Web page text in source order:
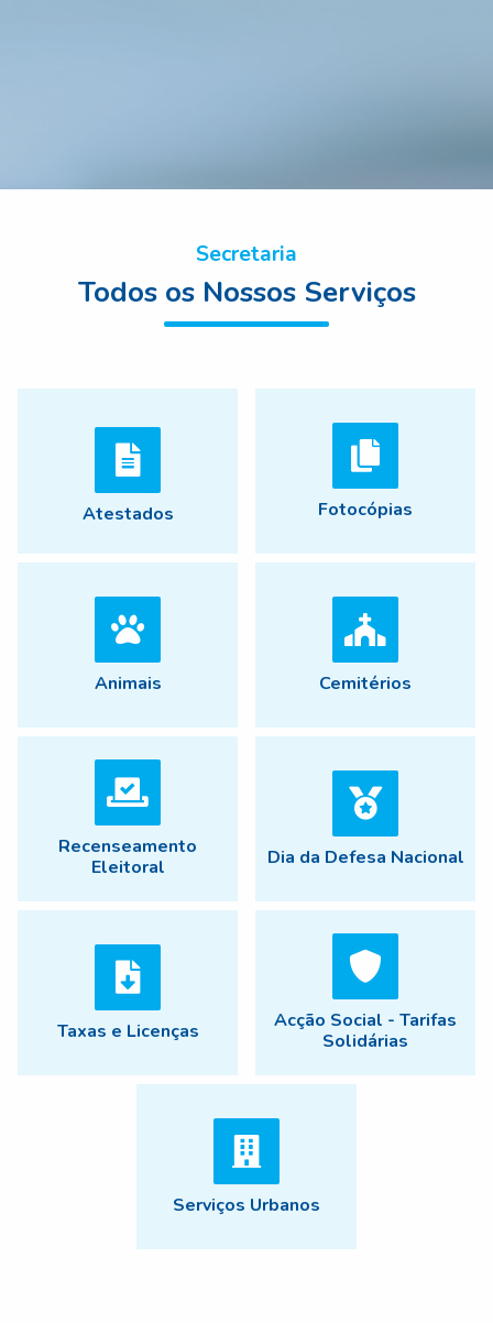
Secretaria
Todos os Nossos Serviços
Atestados Fotocópias
Animais Cemitérios
Recenseamento
Eleitoral
Dia da Defesa Nacional
Taxas e Licenças
Acção Social - Tarifas
Solidárias
Serviços Urbanos